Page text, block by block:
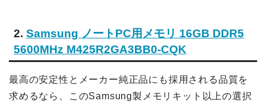
2. Samsung ノートPC用メモリ 16GB DDR5
5600MHz M425R2GA3BB0-CQK
最高の安定性とメーカー純正品にも採用される品質を
求めるなら、このSamsung製メモリキット以上の選択